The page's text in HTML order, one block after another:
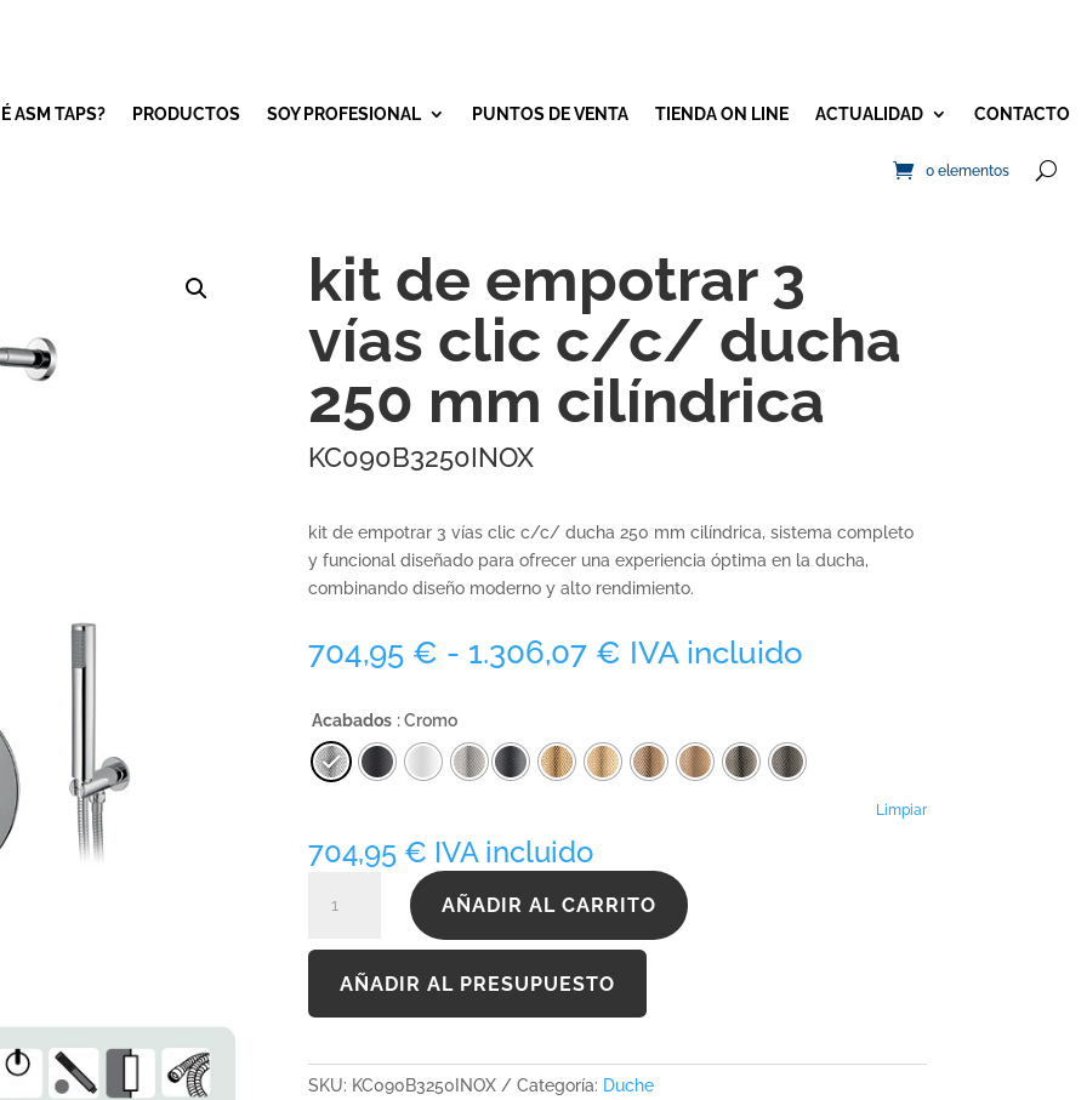
ASM TAPS? PRODUCTOS SOY PROFESIONAL PUNTOS DE VENTA TIENDA ON LINE ACTUALIDAD CONTACTO
0 elementos
kit de empotrar 3
vías clic c/c/ ducha
250 mm cilíndrica
KC090B3250INOX
kit de empotrar 3 vías clic c/c/ ducha 250 mm cilíndrica, sistema completo
y funcional diseñado para ofrecer una experiencia óptima en la ducha,
combinando diseño moderno y alto rendimiento.
704,95 € - 1.306,07 €Rango
desde
704,95 €
hasta
IVA incluido
Acabados : Cromo
Limpiar
704,95 € IVA incluido
KC090B3250INOX
cantidad
AÑADIR AL CARRITO
AÑADIR AL PRESUPUESTO
SKU: KC090B3250INOX Categoría: Duche